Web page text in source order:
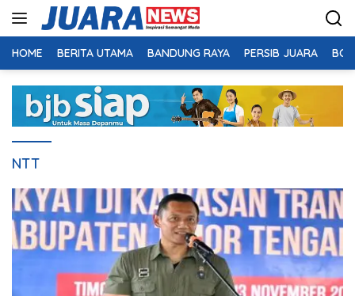
HOME BERITA UTAMA BANDUNG RAYA PERSIB JUARA
NTT